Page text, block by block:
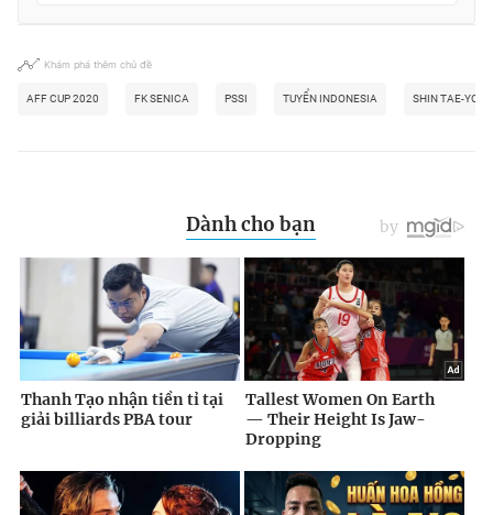
Khám phá thêm chủ đề
AFF CUP 2020 FK SENICA PSSI TUYỂN INDONESIA SHIN TAE-YONG